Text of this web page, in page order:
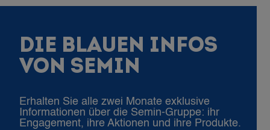
DIE BLAUEN INFOS
VON SEMIN
Erhalten Sie alle zwei Monate exklusive
Informationen über die Semin-Gruppe: ihr
Engagement, ihre Aktionen und ihre Produkte.